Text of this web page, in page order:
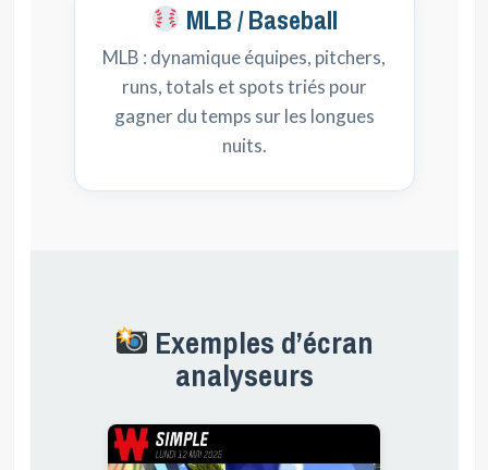
MLB / Baseball
MLB : dynamique équipes, pitchers,
runs, totals et spots triés pour
gagner du temps sur les longues
nuits.
Exemples d’écran
analyseurs